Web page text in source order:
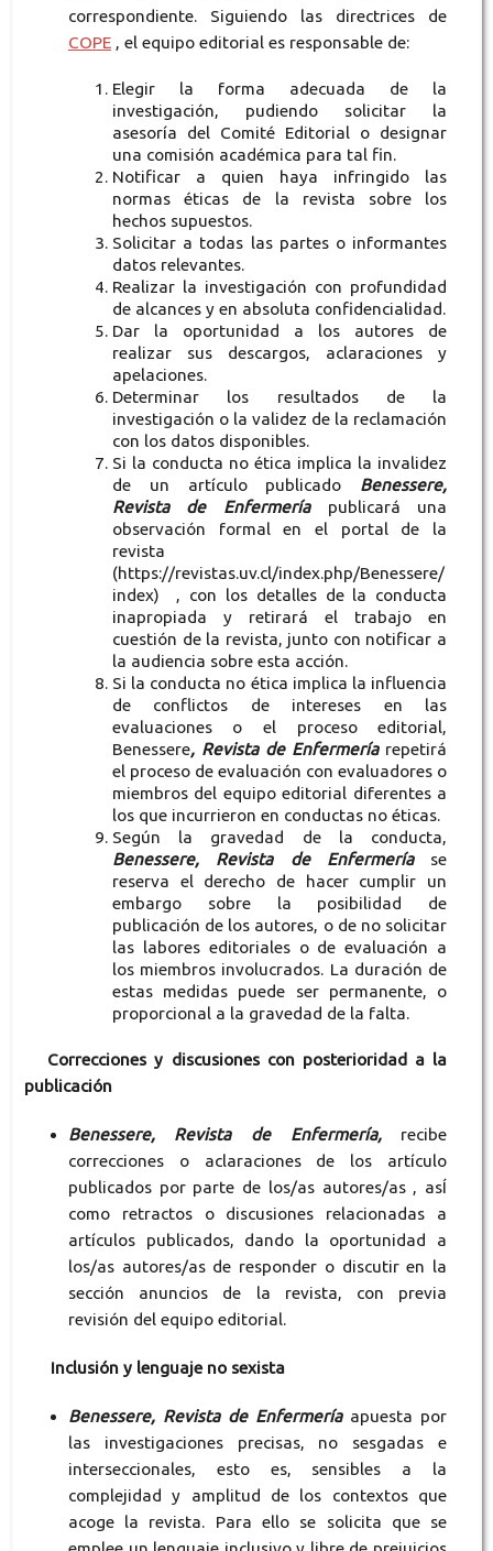
correspondiente. Siguiendo las directrices de
COPE, el equipo editorial es responsable de:
Elegir la forma adecuada de la
investigación, pudiendo solicitar la
asesoría del Comité Editorial o designar
una comisión académica para tal fin.
Notificar a quien haya infringido las
normas éticas de la revista sobre los
hechos supuestos.
Solicitar a todas las partes o informantes
datos relevantes.
Realizar la investigación con profundidad
de alcances y en absoluta confidencialidad.
Dar la oportunidad a los autores de
realizar sus descargos, aclaraciones y
apelaciones.
Determinar los resultados de la
investigación o la validez de la reclamación
con los datos disponibles.
Si la conducta no ética implica la invalidez
de un artículo publicado Benessere,
Revista de Enfermería publicará una
observación formal en el portal de la
revista
(https://revistas.uv.cl/index.php/Benessere/
index) , con los detalles de la conducta
inapropiada y retirará el trabajo en
cuestión de la revista, junto con notificar a
la audiencia sobre esta acción.
Si la conducta no ética implica la influencia
de conflictos de intereses en las
evaluaciones o el proceso editorial,
Benessere, Revista de Enfermería repetirá
el proceso de evaluación con evaluadores o
miembros del equipo editorial diferentes a
los que incurrieron en conductas no éticas.
Según la gravedad de la conducta,
Benessere, Revista de Enfermeríase
reserva el derecho de hacer cumplir un
embargo sobre la posibilidad de
publicación de los autores, o de no solicitar
las labores editoriales o de evaluación a
los miembros involucrados. La duración de
estas medidas puede ser permanente, o
proporcional a la gravedad de la falta.
Correcciones y discusiones con posterioridad a la
publicación
Benessere, Revista de Enfermería, recibe
correcciones o aclaraciones de los artículo
publicados por parte de los/as autores/as , asÍ
como retractos o discusiones relacionadas a
artículos publicados, dando la oportunidad a
los/as autores/as de responder o discutir en la
sección anuncios de la revista, con previa
revisión del equipo editorial.
Inclusión y lenguaje no sexista
Benessere, Revista de Enfermeríaapuesta por
las investigaciones precisas, no sesgadas e
interseccionales, esto es, sensibles a la
complejidad y amplitud de los contextos que
acoge la revista. Para ello se solicita que se